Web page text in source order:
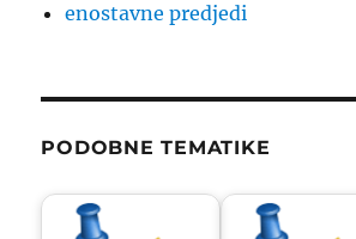
enostavne predjedi
PODOBNE TEMATIKE